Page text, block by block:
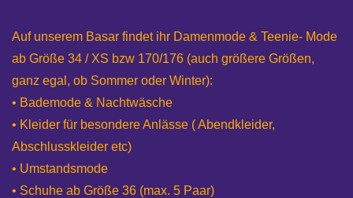
Auf unserem Basar findet ihr Damenmode & Teenie- Mode
ab Größe 34 / XS bzw 170/176 (auch größere Größen,
ganz egal, ob Sommer oder Winter):
• Bademode & Nachtwäsche
• Kleider für besondere Anlässe ( Abendkleider,
Abschlusskleider etc)
• Umstandsmode
• Schuhe ab Größe 36 (max. 5 Paar)